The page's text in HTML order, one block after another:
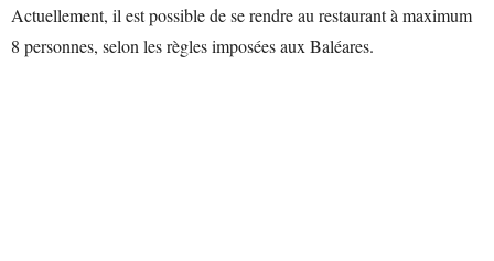
Actuellement, il est possible de se rendre au restaurant à maximum
8 personnes, selon les règles imposées aux Baléares.